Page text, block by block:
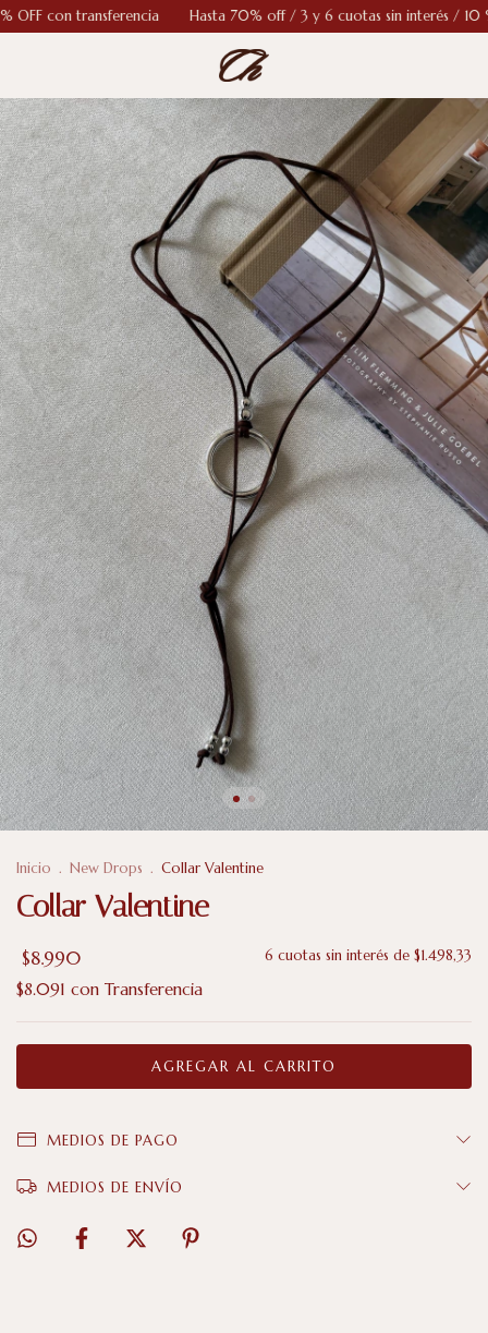
con transferencia Hasta 70% off / 3 y 6 cuotas sin interés / 10 %
Inicio . New Drops . Collar Valentine
Collar Valentine
$8.990 6 cuotas sin interés de $1.498,33
$8.091 con Transferencia
MEDIOS DE PAGO
MEDIOS DE ENVÍO